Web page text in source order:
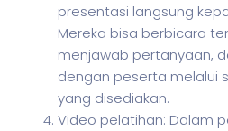
presentasi langsung
Mereka bisa berbicara
menjawab pertanyaan,
dengan peserta melalui
yang disediakan.
Video pelatihan: Dalam